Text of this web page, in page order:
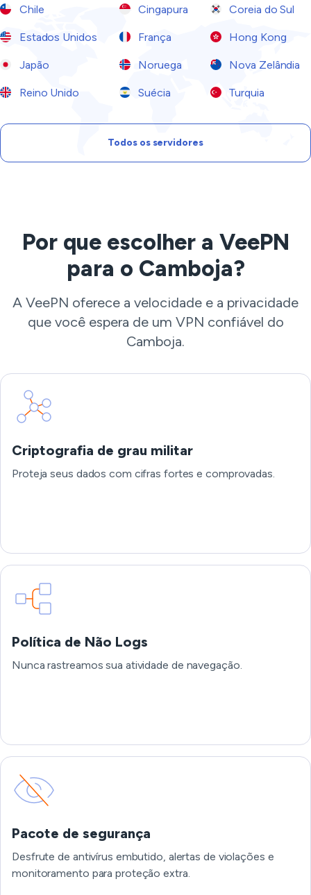
Chile Cingapura Coreia do Sul
Estados Unidos França Hong Kong
Japão Noruega Nova Zelândia
Reino Unido Suécia Turquia
Todos os servidores
Por que escolher a VeePN
para o Camboja?
A VeePN oferece a velocidade e a privacidade
que você espera de um VPN confiável do
Camboja.
Criptografia de grau militar
Proteja seus dados com cifras fortes e comprovadas.
Política de Não Logs
Nunca rastreamos sua atividade de navegação.
Pacote de segurança
Desfrute de antivírus embutido, alertas de violações e
monitoramento para proteção extra.